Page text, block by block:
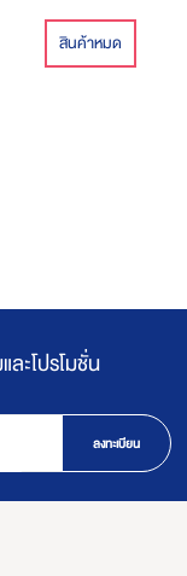
สินค้าหมด
ะโปรโมชั่น
ลงทะเบียน